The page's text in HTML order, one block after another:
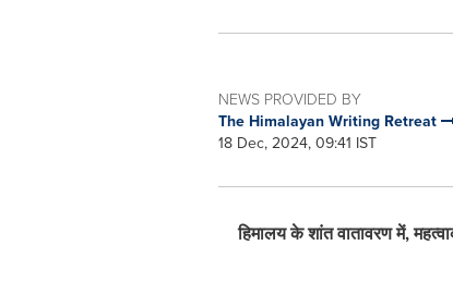
NEWS PROVIDED BY
The Himalayan Writing Retreat
18 Dec, 2024, 09:41 IST
हिमालय के शांत वातावरण में,